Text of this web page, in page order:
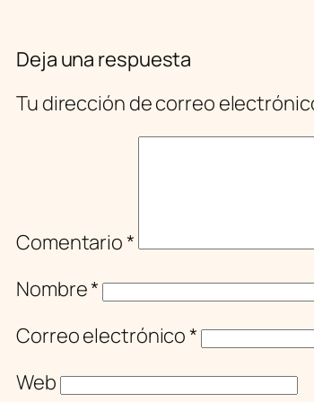
Deja una respuesta
Tu dirección de correo
Comentario*
Nombre*
Correo electrónico*
Web